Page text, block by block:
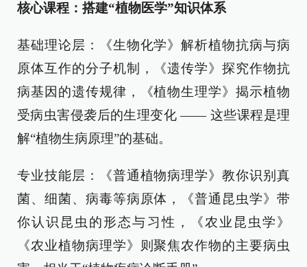
核心课程：搭建“植物医学”知识体系
基础理论层：《生物化学》解析植物抗病与病
原体互作的分子机制，《遗传学》探究作物抗
病基因的遗传规律，《植物生理学》揭示植物
受病虫害侵袭后的生理变化 —— 这些课程是理
解“植物生病原理”的基础。
专业技能层：《普通植物病理学》教你识别真
菌、细菌、病毒等病原体，《普通昆虫学》带
你认识昆虫的形态与习性，《农业昆虫学》
《农业植物病理学》则聚焦农作物的主要病虫